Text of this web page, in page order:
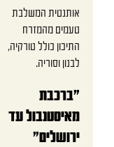
אותנטית המשלבת
טעמים מהמזרח
התיכון כולל טורקיה,
לבנון וסוריה.
"ברכבת
מאיסטנבול עד
ירושלים"